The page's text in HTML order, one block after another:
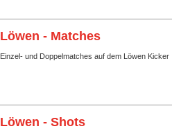
Löwen - Matches
Einzel- und Doppelmatches auf dem Löwen Kicker
Löwen - Shots